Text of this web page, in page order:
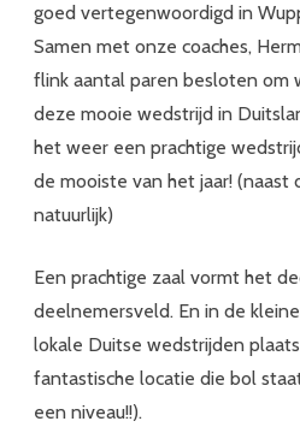
goed vertegenwoordigd in
Samen met onze coaches,
flink aantal paren besloten om
deze mooie wedstrijd in
het weer een prachtige
de mooiste van het jaar! (naast
natuurlijk)
Een prachtige zaal vormt het
deelnemersveld. En in de
lokale Duitse wedstrijden
fantastische locatie die bol
een niveau!!).